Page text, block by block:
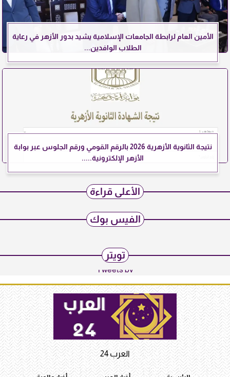
الأمين العام لرابطة الجامعات الإسلامية يشيد بدور الأزهر في رعاية
الطلاب الوافدين...
نتيجة الثانوية الأزهرية 2026 بالرقم القومي ورقم الجلوس عبر بوابة
الأزهر الإلكترونية.....
الأعلى قراءة
الفيس بوك
تويتر
Tweets by
العرب 24